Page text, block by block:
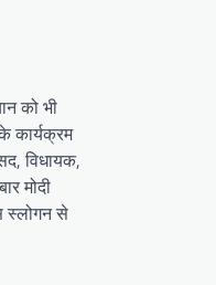
को भी
कार्यक्रम
विधायक,
मोदी
स्लोगन से